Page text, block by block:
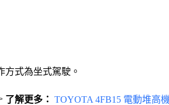
方式為坐式駕駛。
了解更多： TOYOTA 4FB15 電動堆高機